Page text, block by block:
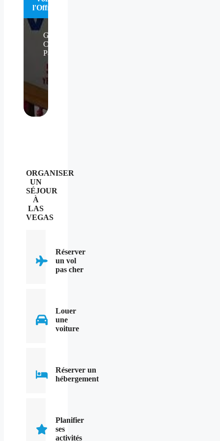
l'Offre
Go
City
Pass
ORGANISER
UN
SÉJOUR
À
LAS
VEGAS
Réserver
un vol
pas cher
Louer
une
voiture
Réserver un
hébergement
Planifier
ses
activités